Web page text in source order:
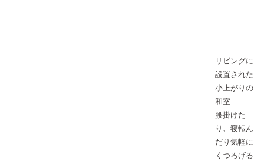
リビングに
設置された
小上がりの
和室
腰掛けた
り、寝転ん
だり気軽に
くつろげる